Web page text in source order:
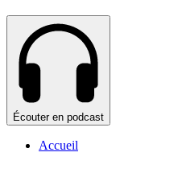
Écouter en podcast
Accueil